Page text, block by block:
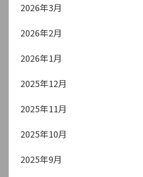
2026年3月
2026年2月
2026年1月
2025年12月
2025年11月
2025年10月
2025年9月